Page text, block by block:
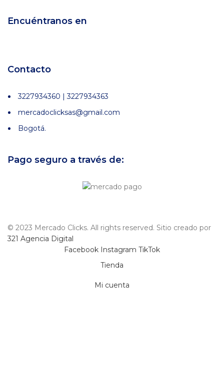
Encuéntranos en
Contacto
3227934360 | 3227934363
mercadoclicksas@gmail.com
Bogotá.
Pago seguro a través de:
© 2023 Mercado Clicks. All rights reserved. Sitio creado por
321 Agencia Digital
Facebook Instagram TikTok
Tienda
Mi cuenta